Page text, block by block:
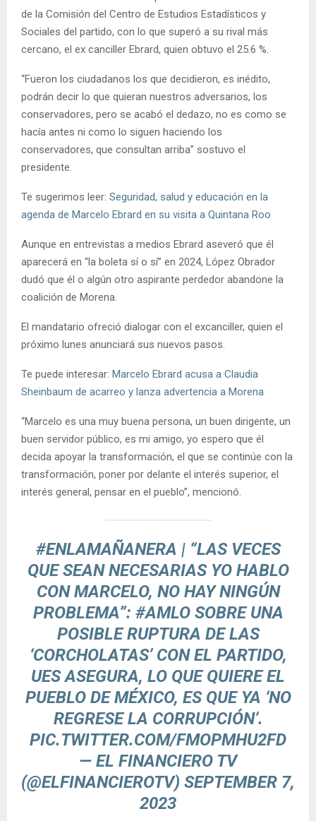
de la Comisión del Centro de Estudios Estadísticos y
Sociales del partido, con lo que superó a su rival más
cercano, el ex canciller Ebrard, quien obtuvo el 25.6 %.
“Fueron los ciudadanos los que decidieron, es inédito,
podrán decir lo que quieran nuestros adversarios, los
conservadores, pero se acabó el dedazo, no es como se
hacía antes ni como lo siguen haciendo los
conservadores, que consultan arriba” sostuvo el
presidente.
Te sugerimos leer: Seguridad, salud y educación en la
agenda de Marcelo Ebrard en su visita a Quintana Roo
Aunque en entrevistas a medios Ebrard aseveró que él
aparecerá en “la boleta sí o sí” en 2024, López Obrador
dudó que él o algún otro aspirante perdedor abandone la
coalición de Morena.
El mandatario ofreció dialogar con el excanciller, quien el
próximo lunes anunciará sus nuevos pasos.
Te puede interesar: Marcelo Ebrard acusa a Claudia
Sheinbaum de acarreo y lanza advertencia a Morena
“Marcelo es una muy buena persona, un buen dirigente, un
buen servidor público, es mi amigo, yo espero que él
decida apoyar la transformación, el que se continúe con la
transformación, poner por delante el interés superior, el
interés general, pensar en el pueblo”, mencionó.
#ENLAMAÑANERA | “LAS VECES
QUE SEAN NECESARIAS YO HABLO
CON MARCELO, NO HAY NINGÚN
PROBLEMA”: #AMLOSOBRE UNA
POSIBLE RUPTURA DE LAS
‘CORCHOLATAS’ CON EL PARTIDO,
UES ASEGURA, LO QUE QUIERE EL
PUEBLO DE MÉXICO, ES QUE YA ‘NO
REGRESE LA CORRUPCIÓN’.
PIC.TWITTER.COM/FMOPMHU2FD
— EL FINANCIERO TV
(@ELFINANCIEROTV) SEPTEMBER 7,
2023